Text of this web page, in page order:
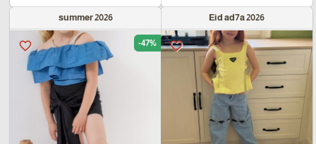
Eid ad7a 2026
favorite_border
summer 2026
favorite_border -47%